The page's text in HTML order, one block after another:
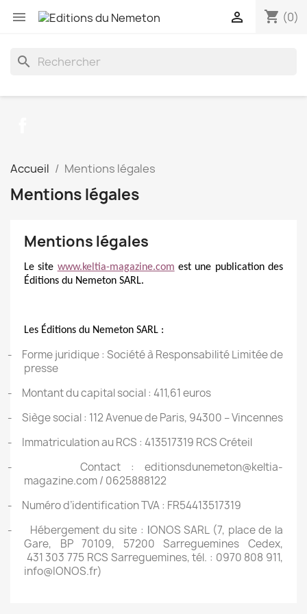
 shopping_cart (0)

search
Accueil Mentions légales
Mentions légales
Mentions légales
Le site www.keltia-magazine.com est une publication des
Éditions du Nemeton SARL.
Les Éditions du Nemeton SARL :
-
Forme juridique : Société à Responsabilité Limitée de
presse
-
Montant du capital social : 411,61 euros
-
Siège social : 112 Avenue de Paris, 94300 – Vincennes
-
Immatriculation au RCS : 413517319 RCS Créteil
-
Contact :editionsdunemeton@keltia-
magazine.com/ 0625888122
-
Numéro d’identification TVA : FR54413517319
-
Hébergement du site : IONOS SARL (7, place de la
Gare, BP 70109, 57200 Sarreguemines Cedex,
431 303 775 RCS Sarreguemines, tél. : 0970 808 911,
info@IONOS.fr)